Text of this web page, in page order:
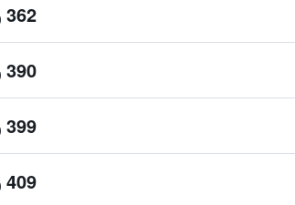
362 ﷼
390 ﷼
399 ﷼
409 ﷼